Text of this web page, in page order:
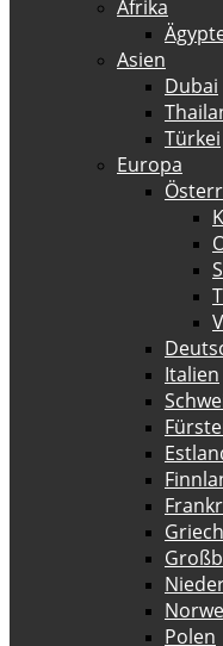
Afrika
Asien
Dubai
Türkei
Europa
Italien
Polen